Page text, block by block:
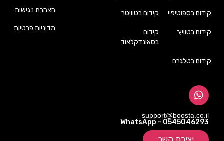
קידום בספוטיפיי קידום בטוויטר
קידום בטוויץ׳
קידום
בסאונדקלאוד
קידום בטלגרם
הצהרת נגישות
מדיניות פרטיות
support@boosta.co.il
WhatsApp - 0545046293